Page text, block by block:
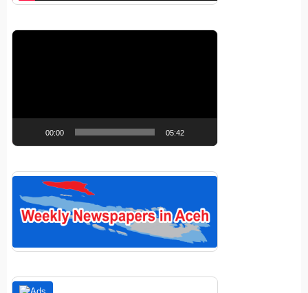
Pemutar
00:00 05:42